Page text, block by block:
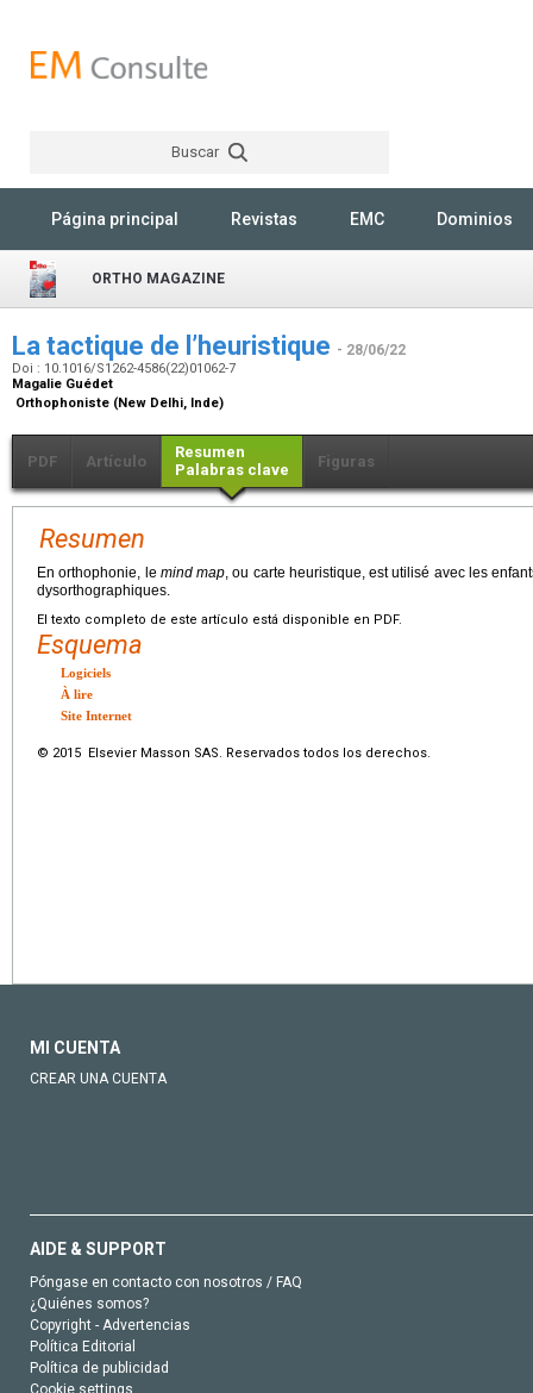
Buscar
Página principal Revistas EMC Dominios
ORTHO MAGAZINE
La tactique de l’heuristique - 28/06/22
Doi : 10.1016/S1262-4586(22)01062-7
Magalie Guédet
Orthophoniste (New Delhi, Inde)
PDF Artículo
Resumen
Palabras clave
Figuras
Resumen
En orthophonie, le mind map , ou carte heuristique, est utilisé avec les
dysorthographiques.
El texto completo de este artículo está disponible en PDF.
Esquema
Logiciels
À lire
Site Internet
© 2015 Elsevier Masson SAS. Reservados todos los derechos.
MI CUENTA
CREAR UNA CUENTA
AIDE & SUPPORT
Póngase en contacto con nosotros / FAQ
¿Quiénes somos?
Copyright - Advertencias
Política Editorial
Política de publicidad
Cookie settings